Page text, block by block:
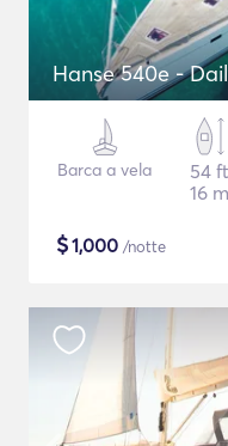
Hanse 540e -
Barca a vela
54 ft
16 m
$1,000 /notte